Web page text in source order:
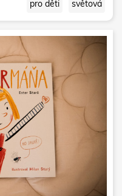
pro děti světová